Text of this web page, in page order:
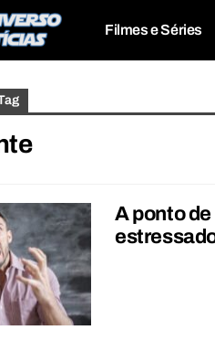
Filmes e Séries
A ponto de